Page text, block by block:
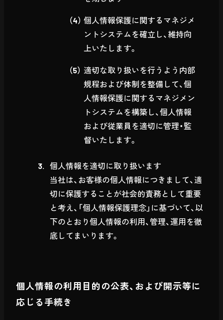
個人情報保護に関するマネジメ
ントシステムを確立し、維持向
上いたします。
適切な取り扱いを行うよう内部
規程および体制を整備して、個
人情報保護に関するマネジメン
トシステムを構築し、個人情報
および従業員を適切に管理・監
督いたします。
個人情報を適切に取り扱います
当社は、お客様の個人情報につきまして、適
切に保護することが社会的責務として重要
と考え、「個人情報保護理念」に基づいて、以
下のとおり個人情報の利用、管理、運用を徹
底してまいります。
個人情報の利用目的の公表、および開示等に
応じる手続き